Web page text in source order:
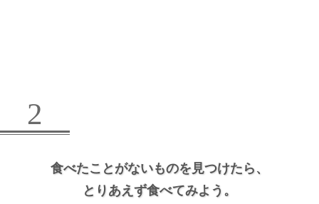
2
食べたことがないものを見つけたら、
とりあえず食べてみよう。